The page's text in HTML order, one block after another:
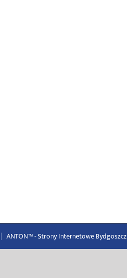
| ANTON™ -Strony Internetowe Bydgoszcz